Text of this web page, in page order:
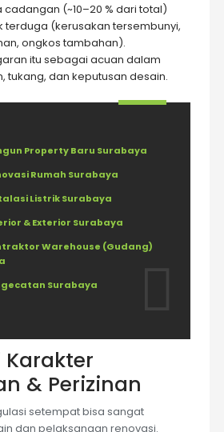
cadangan (~10–20 % dari total)
terduga (kerusakan tersembunyi,
ongkos tambahan).
itu sebagai acuan dalam
tukang, dan keputusan desain.
Property Baru Surabaya
Rumah Surabaya
Listrik Surabaya
& Exterior Surabaya
Warehouse (Gudang)
Surabaya
Karakter
& Perizinan
setempat bisa sangat
dan pelaksanaan renovasi.